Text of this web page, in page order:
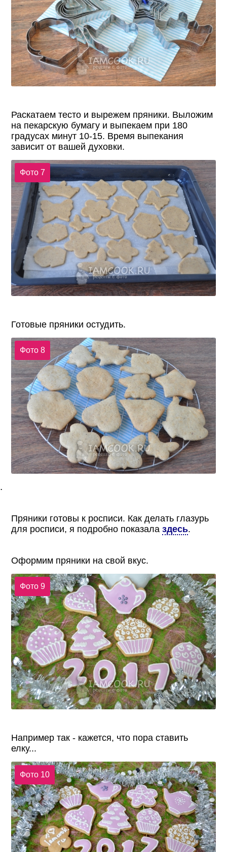
Раскатаем тесто и вырежем пряники. Выложим
на пекарскую бумагу и выпекаем при 180
градусах минут 10-15. Время выпекания
зависит от вашей духовки.
Фото 7
Готовые пряники остудить.
Фото 8
.
Пряники готовы к росписи. Как делать глазурь
для росписи, я подробно показалаздесь.
Оформим пряники на свой вкус.
Фото 9
Например так - кажется, что пора ставить
елку...
Фото 10